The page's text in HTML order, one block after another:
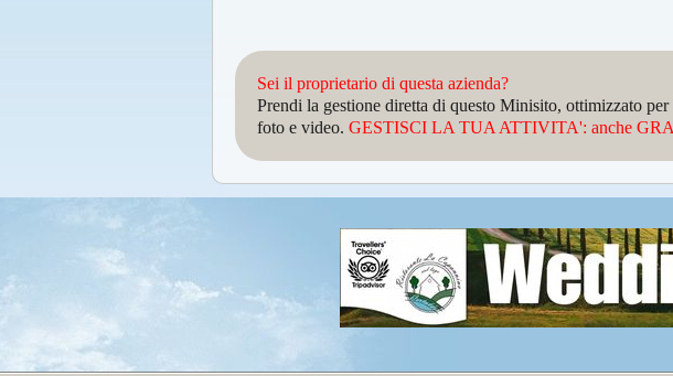
Sei il proprietario di questa azienda?
Prendi la gestione diretta di questo Minisito, ottimizzato
foto e video. GESTISCI LA TUA ATTIVITA': anche